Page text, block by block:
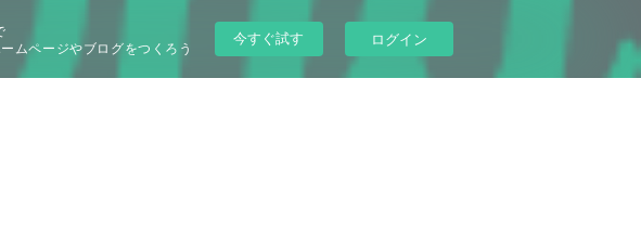
ムページやブログをつくろう
今すぐ試す ログイン